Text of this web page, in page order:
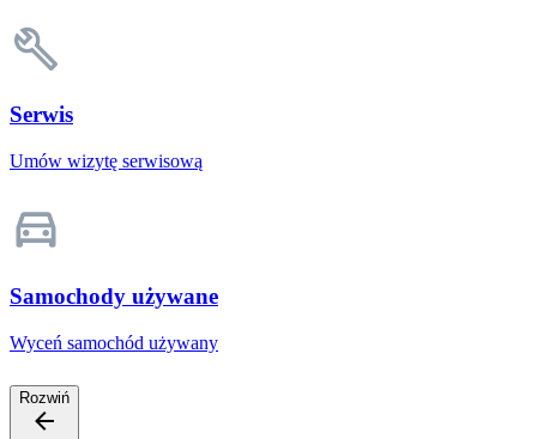
Serwis
Umów wizytę serwisową
Samochody używane
Wyceń samochód używany
Rozwiń